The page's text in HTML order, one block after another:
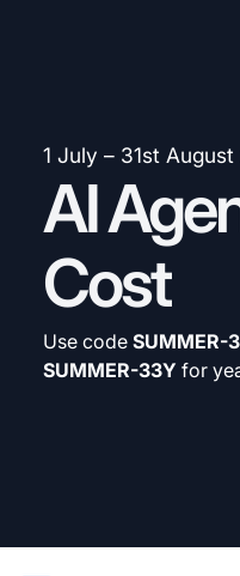
1 July – 31st August
AI
Cost
Use code SUMMER-
SUMMER-33Y for